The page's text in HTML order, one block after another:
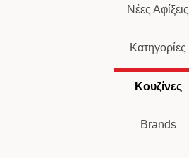
Νέες Αφίξεις
Κατηγορίες
Κουζίνες
Brands